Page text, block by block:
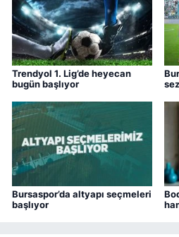
Trendyol 1. Lig’de heyecan
bugün başlıyor
Bursaspor’da altyapı seçmeleri
başlıyor